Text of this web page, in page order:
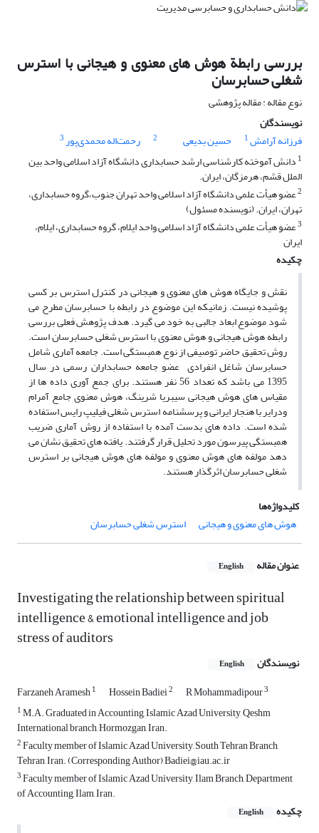
بررسی رابطة هوش های معنوی و هیجانی با استرس
شغلی حسابرسان
نوع مقاله : مقاله پژوهشی
نویسندگان
فرزانه آرامش1 حسین بدیعی 2 رحمت‌اله محمدی‌پور3
1 دانش آموخته کارشناسی ارشد حسابداری دانشگاه آزاد اسلامی واحد بین
الملل قشم، هرمزگان، ایران.
2عضو هیأت علمی دانشگاه آزاد اسلامی واحد تهران جنوب،گروه حسابداری،
تهران، ایران. (نویسنده مسئول)
3عضو هیأت علمی دانشگاه آزاد اسلامی واحد ایلام، گروه حسابداری، ایلام،
ایران
چکیده
نقش و جایگاه هوش های معنوی و هیجانی در کنترل استرس بر کسی
پوشیده نیست. زمانیکه این موضوع در رابطه با حسابرسان مطرح می
شود موضوع ابعاد جالبی به خود می گیرد. هدف پژوهش فعلی بررسی
رابطه هوش هیجانی و هوش معنوی با استرس شغلی حسابرسان است.
روش تحقیق حاضر توصیفی از نوع همبستگی است. جامعه آماری شامل
حسابرسان شاغل انفرادی عضو جامعه حسابداران رسمی در سال
1395 می باشد که تعداد 56 نفر هستند. برای جمع آوری داده ها از
مقیاس های هوش هیجانی سیبریا شرینگ، هوش معنوی جامع آمرام
ودرایر با هنجار ایرانی و پرسشنامه استرس شغلی فیلیپ رایس استفاده
شده است. داده های بدست آمده با استفاده از روش آماری ضریب
همبستگی پیرسون مورد تحلیل قرار گرفتند. یافته های تحقیق نشان می
دهد مولفه های هوش معنوی و مولفه های هوش هیجانی بر استرس
شغلی حسابرسان اثرگذار هستند.
کلیدواژه‌ها
هوش های معنوی و هیجانی
استرس شغلی حسابرسان
عنوان مقاله English
Investigating the relationship between spiritual
intelligence & emotional intelligence and job
stress of auditors
نویسندگان English
Farzaneh Aramesh1 Hossein Badiei2 R Mohammadipour3
1M.A. Graduated in Accounting, Islamic Azad University, Qeshm
International branch, Hormozgan, Iran.
2Faculty member of Islamic Azad University, South Tehran Branch,
Tehran, Iran. (Corresponding Author) Badiei@iau.ac.ir
3Faculty member of Islamic Azad University, Ilam Branch, Department
of Accounting, Ilam, Iran.
چکیده
English